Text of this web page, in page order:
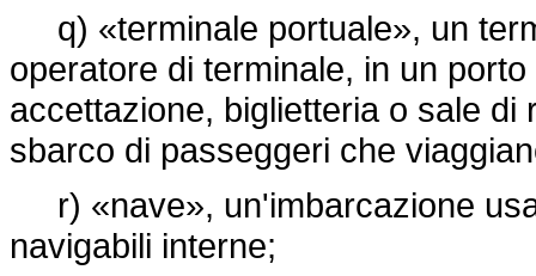
q) «terminale portuale», un
operatore di terminale, in un
accettazione, biglietteria o sale
sbarco di passeggeri che
r) «nave», un'imbarcazione
navigabili interne;